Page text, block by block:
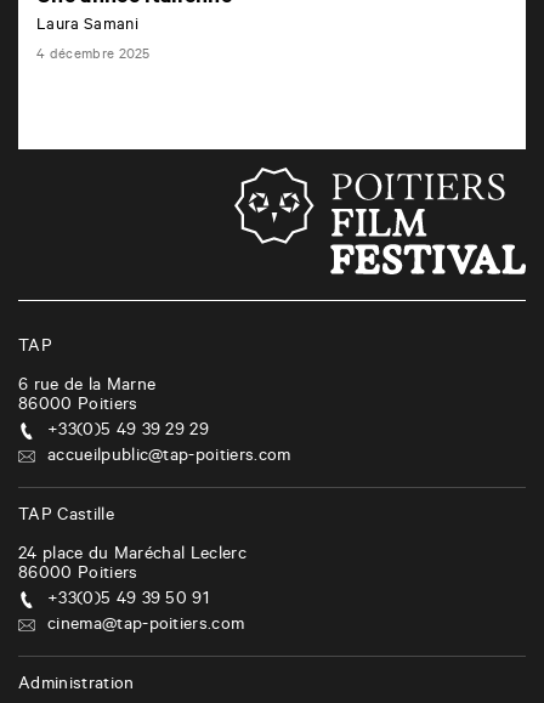
Laura Samani
4 décembre 2025
TAP
6 rue de la Marne
86000 Poitiers
+33(0)5 49 39 29 29
accueilpublic@tap-poitiers.com
TAP Castille
24 place du Maréchal Leclerc
86000 Poitiers
+33(0)5 49 39 50 91
cinema@tap-poitiers.com
Administration